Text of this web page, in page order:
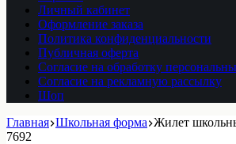
Личный кабинет
Оформление заказа
Политика конфиденциальности
Публичная оферта
Согласие на обработку
Согласие на рекламную рассылку
Шоп
Главная Школьная форма Жилет
7692